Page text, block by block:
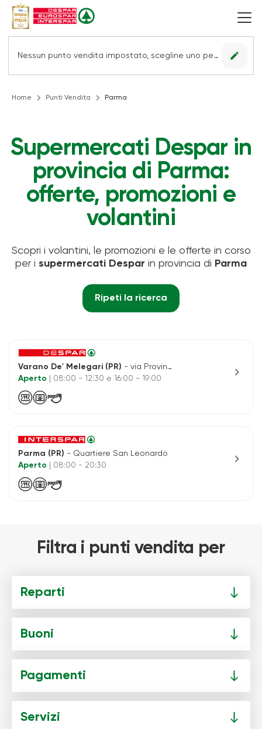
Nessun punto vendita impostato, scegline uno per vedere le offerte. edit
Home Punti Vendita Parma
Supermercati Despar in
provincia di Parma:
offerte, promozioni e
volantini
Scopri i volantini, le promozioni e le offerte in corso
per i supermercati Despar in provincia di Parma
Ripeti la ricerca
Varano De' Melegari (PR) - via Provinciale 121 A
Aperto
| 08:00 - 12:30 e 16:00 - 19:00 chevron_right
Parma (PR) - Quartiere San Leonardo
Aperto
| 08:00 - 20:30 chevron_right
Filtra i punti vendita per
Reparti
Buoni
Pagamenti
Servizi